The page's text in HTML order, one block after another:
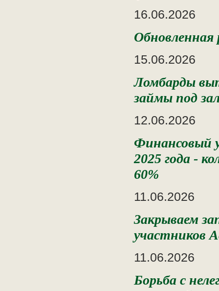
16.06.2026
15.06.2026
Ломбарды
займы под
12.06.2026
Финансовый
2025 года -
60%
11.06.2026
Закрываем
участников
11.06.2026
Борьба с